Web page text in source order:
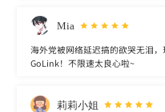
Mia
海外党被网络延迟搞的欲哭无泪
GoLink！不限速太良心啦~
莉莉小姐